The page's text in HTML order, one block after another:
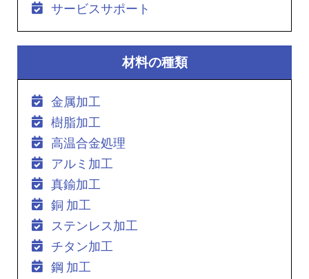
サービスサポート
材料の種類
金属加工
樹脂加工
高温合金処理
アルミ加工
真鍮加工
銅 加工
ステンレス加工
チタン加工
鋼 加工